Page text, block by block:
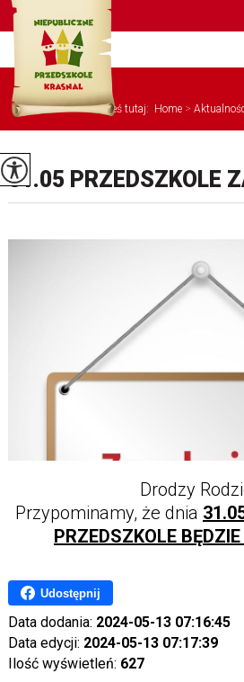
Jesteś tutaj: Home >
31.05 PRZEDSZKOLE
Drodzy
Przypominamy, że dnia
PRZEDSZKOLE
Udostępnij
Data dodania: 2024-05-13 07:16:45
Data edycji: 2024-05-13 07:17:39
Ilość wyświetleń: 627